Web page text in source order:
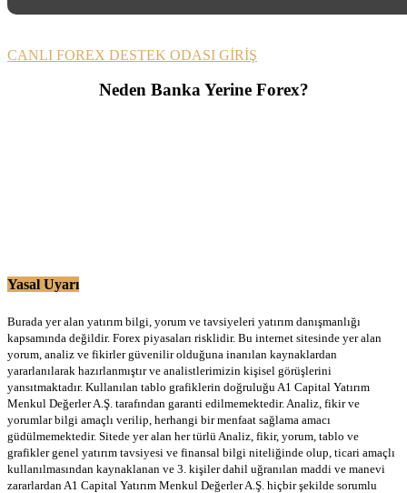
CANLI FOREX DESTEK ODASI GİRİŞ
Neden Banka Yerine Forex?
Yasal Uyarı
Burada yer alan yatırım bilgi, yorum ve tavsiyeleri yatırım danışmanlığı
kapsamında değildir. Forex piyasaları risklidir. Bu internet sitesinde yer alan
yorum, analiz ve fikirler güvenilir olduğuna inanılan kaynaklardan
yararlanılarak hazırlanmıştır ve analistlerimizin kişisel görüşlerini
yansıtmaktadır. Kullanılan tablo grafiklerin doğruluğu A1 Capital Yatırım
Menkul Değerler A.Ş. tarafından garanti edilmemektedir. Analiz, fikir ve
yorumlar bilgi amaçlı verilip, herhangi bir menfaat sağlama amacı
güdülmemektedir. Sitede yer alan her türlü Analiz, fikir, yorum, tablo ve
grafikler genel yatırım tavsiyesi ve finansal bilgi niteliğinde olup, ticari amaçlı
kullanılmasından kaynaklanan ve 3. kişiler dahil uğranılan maddi ve manevi
zararlardan A1 Capital Yatırım Menkul Değerler A.Ş. hiçbir şekilde sorumlu